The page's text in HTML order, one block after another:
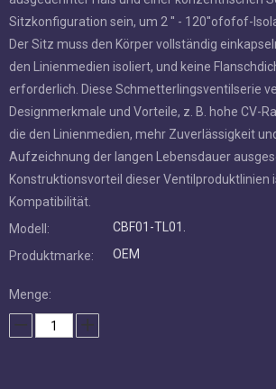
Schmetterlingsventilserie verfügt über viele
und Vorteile, z. B. hohe CV-Ratings,
Linienmedien, mehr Zuverlässigkeit und
Aufzeichnung der langen Lebensdauer
großer Konstruktionsvorteil dieser
internationale Kompatibilität.
Modell:
Produktmarke:
OEM
Menge: